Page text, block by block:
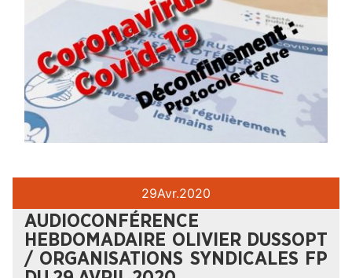
29Avr.2020
AUDIOCONFÉRENCE
HEBDOMADAIRE OLIVIER DUSSOPT
/ ORGANISATIONS SYNDICALES FP